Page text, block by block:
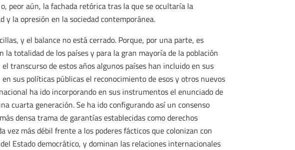
peor aún, la fachada retórica tras la que se ocultaría la
y la opresión en la sociedad contemporánea.
y el balance no está cerrado. Porque, por una parte, es
la totalidad de los países y para la gran mayoría de la población
transcurso de estos años algunos países han incluido en sus
sus políticas públicas el reconocimiento de esos y otros nuevos
ha ido incorporando en sus instrumentos el enunciado de
cuarta generación. Se ha ido configurando así un consenso
densa trama de garantías establecidas como derechos
vez más débil frente a los poderes fácticos que colonizan con
Estado democrático, y dominan las relaciones internacionales